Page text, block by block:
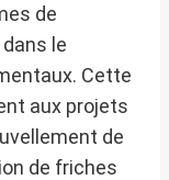
de
le
Cette
aux projets
de
de friches